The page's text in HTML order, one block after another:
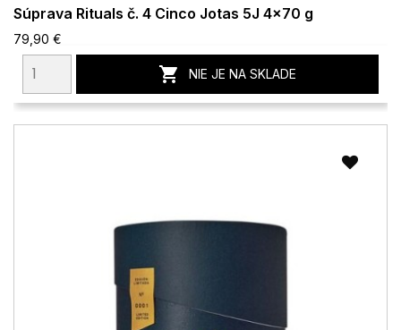
Súprava Rituals č. 4 Cinco Jotas 5J 4x70 g
79,90 €
 NIE JE NA SKLADE